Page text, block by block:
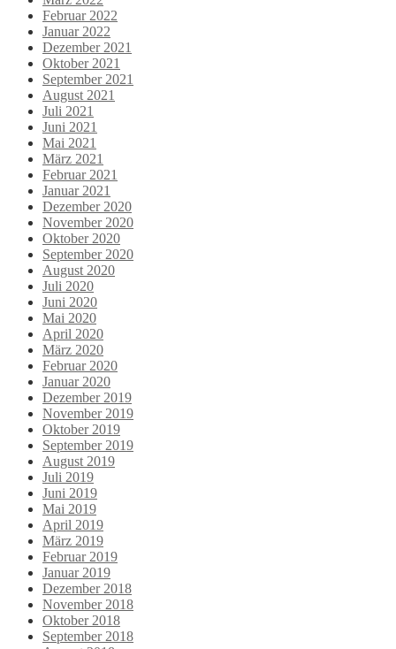
Februar 2022
Januar 2022
Dezember 2021
Oktober 2021
September 2021
August 2021
Juli 2021
Juni 2021
Mai 2021
März 2021
Februar 2021
Januar 2021
Dezember 2020
November 2020
Oktober 2020
September 2020
August 2020
Juli 2020
Juni 2020
Mai 2020
April 2020
März 2020
Februar 2020
Januar 2020
Dezember 2019
November 2019
Oktober 2019
September 2019
August 2019
Juli 2019
Juni 2019
Mai 2019
April 2019
März 2019
Februar 2019
Januar 2019
Dezember 2018
November 2018
Oktober 2018
September 2018